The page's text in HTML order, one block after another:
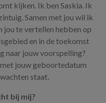
kijken. Ik ben Saskia. Ik
Samen met jou wil ik
jou te vertellen hebben op
en in de toekomst
naar jouw voorspelling?
jouw geboortedatum
staat.
bij mij?